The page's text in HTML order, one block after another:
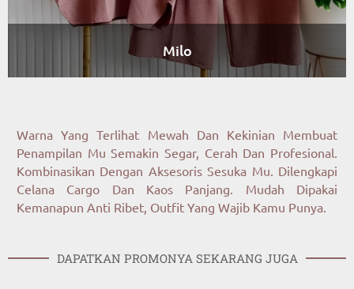
Milo
Warna Yang Terlihat Mewah Dan Kekinian Membuat
Penampilan Mu Semakin Segar, Cerah Dan Profesional.
Kombinasikan Dengan Aksesoris Sesuka Mu. Dilengkapi
Celana Cargo Dan Kaos Panjang. Mudah Dipakai
Kemanapun Anti Ribet, Outfit Yang Wajib Kamu Punya.
DAPATKAN PROMONYA SEKARANG JUGA